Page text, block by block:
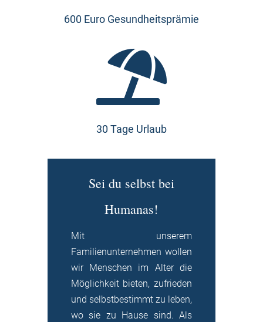
600 Euro Gesundheitsprämie

30 Tage Urlaub
Sei du selbst bei
Humanas!
Mit unserem
Familienunternehmen wollen
wir Menschen im Alter die
Möglichkeit bieten, zufrieden
und selbstbestimmt zu leben,
wo sie zu Hause sind. Als